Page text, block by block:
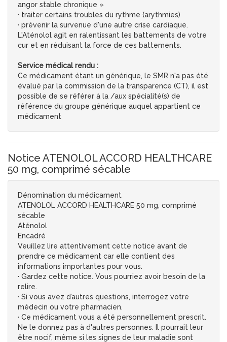
angor stable chronique »
· traiter certains troubles du rythme (arythmies)
· prévenir la survenue d'une autre crise cardiaque.
L'Aténolol agit en ralentissant les battements de votre
cur et en réduisant la force de ces battements.
Service médical rendu :
Ce médicament étant un générique, le SMR n'a pas été
évalué par la commission de la transparence (CT), il est
possible de se référer à la /aux spécialité(s) de
référence du groupe générique auquel appartient ce
médicament
Notice ATENOLOL ACCORD HEALTHCARE
50 mg, comprimé sécable
Dénomination du médicament
ATENOLOL ACCORD HEALTHCARE 50 mg, comprimé
sécable
Aténolol
Encadré
Veuillez lire attentivement cette notice avant de
prendre ce médicament car elle contient des
informations importantes pour vous.
· Gardez cette notice. Vous pourriez avoir besoin de la
relire.
· Si vous avez d’autres questions, interrogez votre
médecin ou votre pharmacien.
· Ce médicament vous a été personnellement prescrit.
Ne le donnez pas à d'autres personnes. Il pourrait leur
être nocif, même si les signes de leur maladie sont